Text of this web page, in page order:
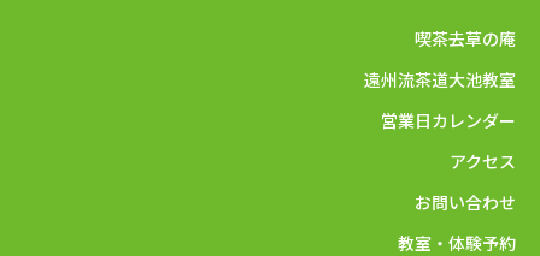
喫茶去草の庵
遠州流茶道大池教室
営業日カレンダー
アクセス
お問い合わせ
教室・体験予約